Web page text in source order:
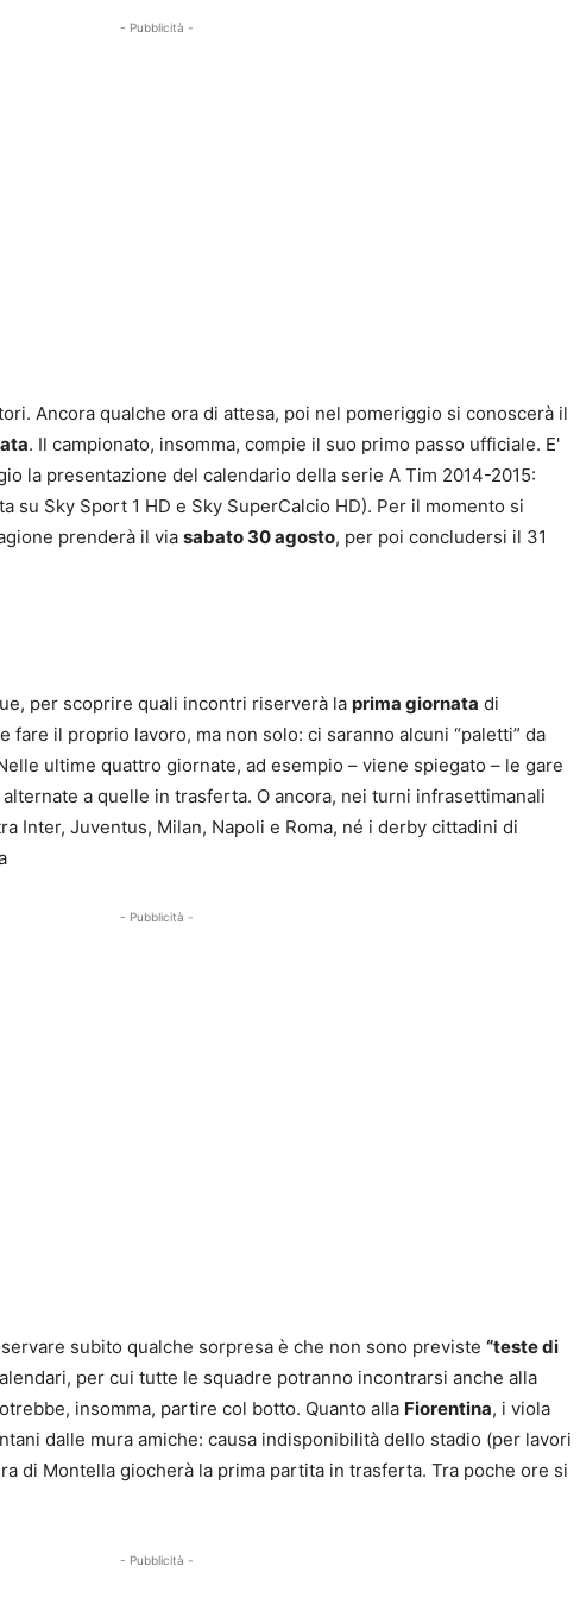
- Pubblicità -
Ancora qualche ora di attesa, poi nel pomeriggio si conoscerà il
. Il campionato, insomma, compie il suo primo passo ufficiale. E'
la presentazione del calendario della serie A Tim 2014-2015:
su Sky Sport 1 HD e Sky SuperCalcio HD). Per il momento si
prenderà il via sabato 30 agosto, per poi concludersi il 31
per scoprire quali incontri riserverà la prima giornata di
fare il proprio lavoro, ma non solo: ci saranno alcuni “paletti” da
ultime quattro giornate, ad esempio – viene spiegato – le gare
a quelle in trasferta. O ancora, nei turni infrasettimanali
Inter, Juventus, Milan, Napoli e Roma, né i derby cittadini di
- Pubblicità -
subito qualche sorpresa è che non sono previste “teste di
per cui tutte le squadre potranno incontrarsi anche alla
insomma, partire col botto. Quanto alla Fiorentina, i viola
dalle mura amiche: causa indisponibilità dello stadio (per lavori
di Montella giocherà la prima partita in trasferta. Tra poche ore si
- Pubblicità -